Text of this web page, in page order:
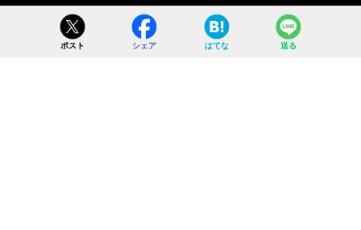
ポスト シェア はてな 送る